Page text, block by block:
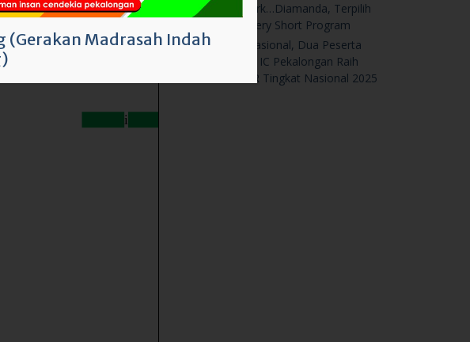
Ke Denmark…Diamanda, Terpilih
Ikuti AFS Very Short Program
Prestasi Nasional, Dua Peserta
Didik MAN IC Pekalongan Raih
Medali KSR Tingkat Nasional 2025
(Gerakan Madrasah Indah